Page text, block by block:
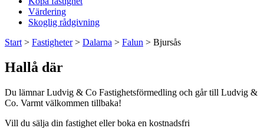
Värdering
Skoglig rådgivning
Start > Fastigheter> Dalarna > Falun > Bjursås
Hallå där
Du lämnar Ludvig & Co Fastighetsförmedling och går till Ludvig &
Co. Varmt välkommen tillbaka!
Vill du sälja din fastighet eller boka en kostnadsfri